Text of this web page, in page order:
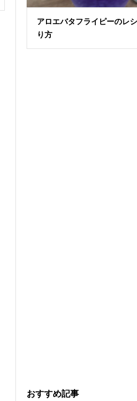
アロエバタフライピーのレ
り方
おすすめ記事